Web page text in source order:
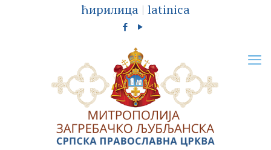
ћирилица | latinica